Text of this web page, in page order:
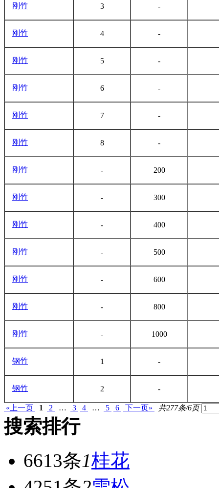
刚竹 3 -
刚竹 4 -
刚竹 5 -
刚竹 6 -
刚竹 7 -
刚竹 8 -
刚竹 - 200
刚竹 - 300
刚竹 - 400
刚竹 - 500
刚竹 - 600
刚竹 - 800
刚竹 - 1000
钢竹 1 -
钢竹 2 -
«上一页 1 2 … 3 4 … 5 6 下一页» 共277条/6页
搜索排行
6613条1桂花